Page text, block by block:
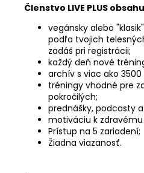
Členstvo LIVE PLUS
vegánsky alebo
podľa tvojich
zadáš pri registrácii;
každý deň nové
archív s viac ako
tréningy vhodné pre
pokročilých;
prednášky, podcasty
motiváciu k
Prístup na 5 zariadení;
Žiadna viazanosť.